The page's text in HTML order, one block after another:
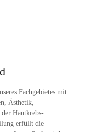
Fachgebietes mit
Ästhetik,
Hautkrebs-
erfüllt die